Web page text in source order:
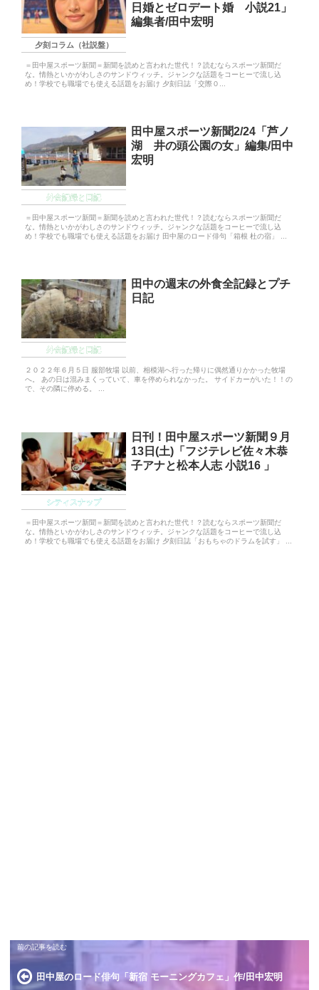
夕刻コラム（社説盤）
日婚とゼロデート婚 小説21」
編集者/田中宏明
＝田中屋スポーツ新聞＝新聞を読めと言われた世代！？読むならスポーツ新聞だ
な。情熱といかがわしさのサンドウィッチ。ジャンクな話題をコーヒーで流し込
め！学校でも職場でも使える話題をお届け 夕刻日誌「交際０...
外食記録と日記
田中屋スポーツ新聞2/24「芦ノ
湖 井の頭公園の女」編集/田中
宏明
＝田中屋スポーツ新聞＝新聞を読めと言われた世代！？読むならスポーツ新聞だ
な。情熱といかがわしさのサンドウィッチ。ジャンクな話題をコーヒーで流し込
め！学校でも職場でも使える話題をお届け 田中屋のロード俳句「箱根 杜の宿」 ...
外食記録と日記
田中の週末の外食全記録とプチ
日記
２０２２年６月５日 服部牧場 以前、相模湖へ行った帰りに偶然通りかかった牧場
へ。 あの日は混みまくっていて、車を停められなかった。 サイドカーがいた！！の
で、その隣に停める。 ...
シティスナップ
日刊！田中屋スポーツ新聞９月
13日(土)「フジテレビ佐々木恭
子アナと松本人志 小説16 」
＝田中屋スポーツ新聞＝新聞を読めと言われた世代！？読むならスポーツ新聞だ
な。情熱といかがわしさのサンドウィッチ。ジャンクな話題をコーヒーで流し込
め！学校でも職場でも使える話題をお届け 夕刻日誌「おもちゃのドラムを試す」 ...
田中屋のロード俳句「新宿 モーニングカフェ」作/田中宏明